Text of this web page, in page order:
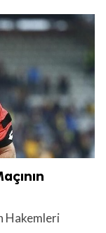
Hakemleri